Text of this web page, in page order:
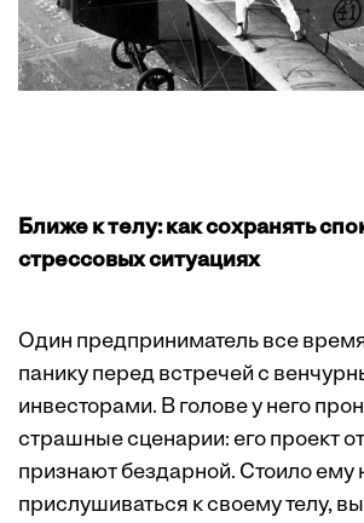
Ближе к телу: как сохранять
стрессовых ситуациях
Один предприниматель все
панику перед встречей с
инвесторами. В голове у него
страшные сценарии: его проект
признают бездарной. Стоило ему
прислушиваться к своему телу,